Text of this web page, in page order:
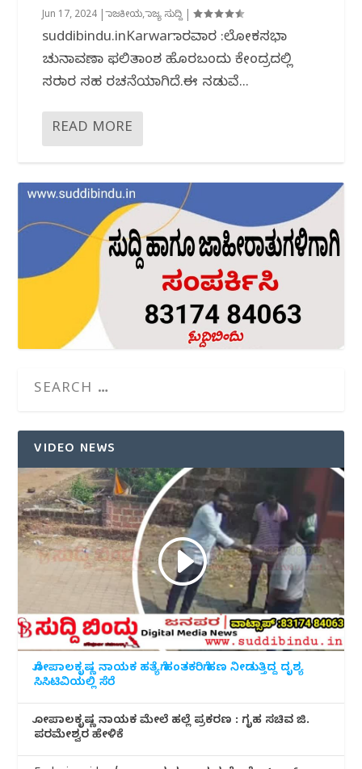
Jun 17, 2024 |ರಾಜಕೀಯ,ರಾಜ್ಯ ಸುದ್ದಿ |
suddibindu.inKarwar:ಕಾರವಾರ :ಲೋಕಸಭಾ
ಚುನಾವಣಾ ಫಲಿತಾಂಶ ಹೊರಬಂದು ಕೇಂದ್ರದಲ್ಲಿ
ಸರಕಾರ ಸಹ ರಚನೆಯಾಗಿದೆ.ಈ ನಡುವೆ...
READ MORE
VIDEO NEWS
ಗೋಪಾಲಕೃಷ್ಣ ನಾಯಕ ಹತ್ಯೆಗೆ ಹಂತಕರಿಗೆ ಹಣ ನೀಡುತ್ತಿದ್ದ ದೃಶ್ಯ
ಸಿಸಿಟಿವಿಯಲ್ಲಿ ಸೆರೆ
ಗೋಪಾಲಕೃಷ್ಣ ನಾಯಕ ಮೇಲೆ ಹಲ್ಲೆ ಪ್ರಕರಣ : ಗೃಹ ಸಚಿವ ಜಿ.
ಪರಮೇಶ್ವರ ಹೇಳಿಕೆ